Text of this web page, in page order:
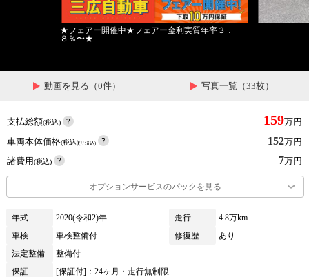
★フェアー開催中★フェアー金利実質年率３．
８％〜★
動画を見る（0件） 写真一覧（33枚）
支払総額(税込) 159万円
車両本体価格(税込)(リ済込) 152万円
諸費用(税込) 7万円
オプションサービスのパックを見る
年式 2020(令和2)年 走行
4.8万km
車検
車検整備付 修復歴
あり
法定整備
整備付
保証
[保証付]：24ヶ月・走行無制限